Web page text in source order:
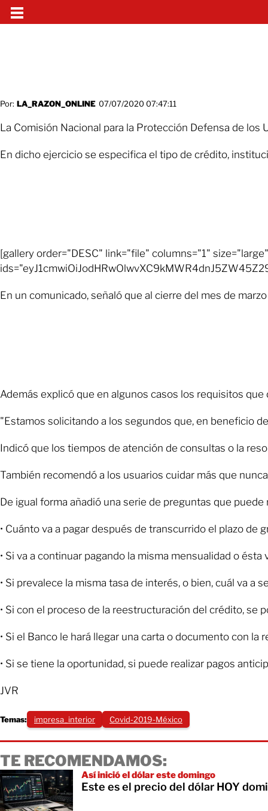
Por: LA_RAZON_ONLINE 07/07/2020 07:47:11
La Comisión Nacional para la Protección Defensa de
En dicho ejercicio se especifica el tipo de crédito,
[gallery order="DESC" link="file" columns="1" size="large"
En un comunicado, señaló que al cierre del mes de
Además explicó que en algunos casos los requisitos
"Estamos solicitando a los segundos que, en beneficio
Indicó que los tiempos de atención de consultas o la
También recomendó a los usuarios cuidar más que
De igual forma añadió una serie de preguntas que
• Cuánto va a pagar después de transcurrido el plazo de
• Si va a continuar pagando la misma mensualidad o ésta
• Si prevalece la misma tasa de interés, o bien, cuál va a
• Si con el proceso de la reestructuración del crédito, se
• Si el Banco le hará llegar una carta o documento con
• Si se tiene la oportunidad, si puede realizar pagos
JVR
Temas: impresa_interior Covid-2019-México
TE RECOMENDAMOS:
Así inició el dólar este domingo
Este es el precio del dólar HOY